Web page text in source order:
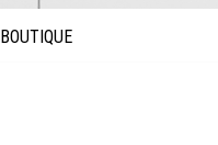
BOUTIQUE